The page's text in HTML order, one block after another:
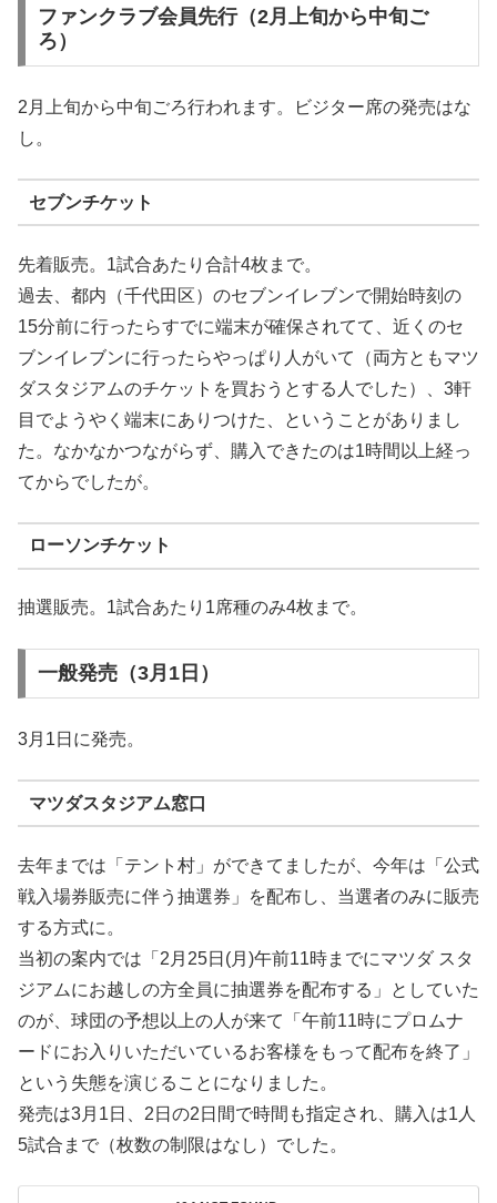
ファンクラブ会員先行（2月上旬から中旬ご
ろ）
2月上旬から中旬ごろ行われます。ビジター席の発売はな
し。
セブンチケット
先着販売。1試合あたり合計4枚まで。
過去、都内（千代田区）のセブンイレブンで開始時刻の
15分前に行ったらすでに端末が確保されてて、近くのセ
ブンイレブンに行ったらやっぱり人がいて（両方ともマツ
ダスタジアムのチケットを買おうとする人でした）、3軒
目でようやく端末にありつけた、ということがありまし
た。なかなかつながらず、購入できたのは1時間以上経っ
てからでしたが。
ローソンチケット
抽選販売。1試合あたり1席種のみ4枚まで。
一般発売（3月1日）
3月1日に発売。
マツダスタジアム窓口
去年までは「テント村」ができてましたが、今年は「公式
戦入場券販売に伴う抽選券」を配布し、当選者のみに販売
する方式に。
当初の案内では「2月25日(月)午前11時までにマツダ スタ
ジアムにお越しの方全員に抽選券を配布する」としていた
のが、球団の予想以上の人が来て「午前11時にプロムナ
ードにお入りいただいているお客様をもって配布を終了」
という失態を演じることになりました。
発売は3月1日、2日の2日間で時間も指定され、購入は1人
5試合まで（枚数の制限はなし）でした。